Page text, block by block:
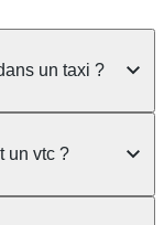
un taxi ?
3 bagages
"Message
un vtc ?